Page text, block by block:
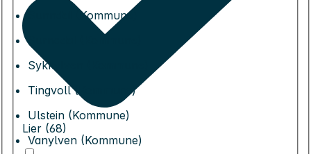
Sunndal (Kommune)
Surnadal (Kommune)
Sykkylven (Kommune)
Tingvoll (Kommune)
Ulstein (Kommune)
Vanylven (Kommune)
Lier (68)